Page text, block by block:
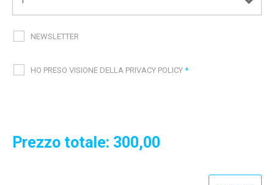
NEWSLETTER
HO PRESO VISIONE DELLA PRIVACY POLICY *
Prezzo totale: 300,00